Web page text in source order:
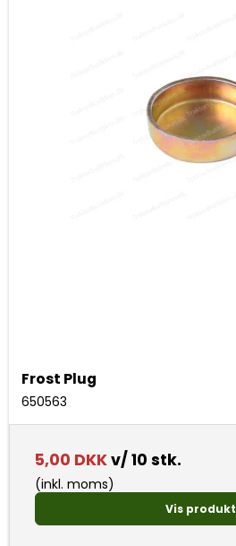
Frost Plug
650563
5,00 DKKv/ 10 stk.
(inkl. moms)
Vis produkt